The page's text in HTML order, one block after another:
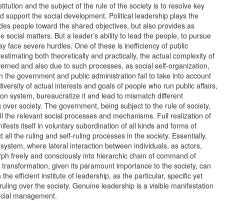
and the subject of the rule of the society is to resolve key
support the social development. Political leadership plays the
people toward the shared objectives, but also provides as
social matters. But a leader’s ability to lead the people, to pursue
face severe hurdles. One of these is inefficiency of public
both theoretically and practically, the actual complexity of
and also due to such processes, as social self-organization,
government and public administration fail to take into account
of actual interests and goals of people who run public affairs,
system, bureaucratize it and lead to mismatch different
society. The government, being subject to the rule of society,
the relevant social processes and mechanisms. Full realization of
itself in voluntary subordination of all kinds and forms of
the ruling and self-ruling processes in the society. Essentially,
where lateral interaction between individuals, as actors,
freely and consciously into hierarchic chain of command of
given its paramount importance to the society, can
efficient institute of leadership, as the particular, specific yet
over the society. Genuine leadership is a visible manifestation
management.